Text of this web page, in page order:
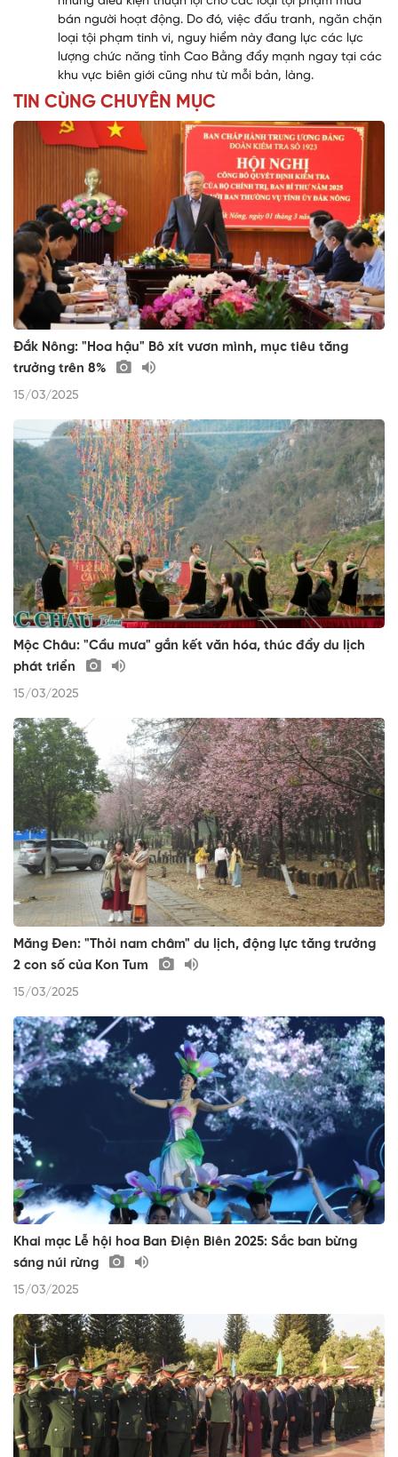
bán người hoạt động. Do đó, việc đấu tranh, ngăn chặn
loại tội phạm tinh vi, nguy hiểm này đang lực các lực
lượng chức năng tỉnh Cao Bằng đẩy mạnh ngay tại các
khu vực biên giới cũng như từ mỗi bản, làng.
TIN CÙNG CHUYÊN MỤC
Đắk Nông: "Hoa hậu" Bô xít vươn mình, mục tiêu tăng
trưởng trên 8%
15/03/2025
Mộc Châu: "Cầu mưa" gắn kết văn hóa, thúc đẩy du lịch
phát triển
15/03/2025
Măng Đen: "Thỏi nam châm" du lịch, động lực tăng trưởng
2 con số của Kon Tum
15/03/2025
Khai mạc Lễ hội hoa Ban Điện Biên 2025: Sắc ban bừng
sáng núi rừng
15/03/2025